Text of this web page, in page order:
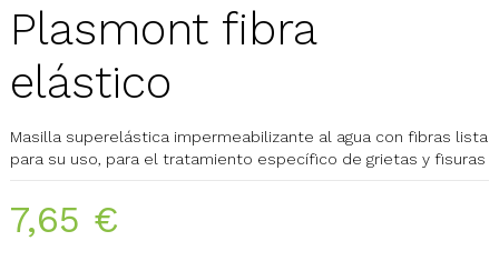
Plasmont fibra
elástico
Masilla superelástica impermeabilizante al agua con fibras lista
para su uso, para el tratamiento específico de grietas y fisuras
7,65 €